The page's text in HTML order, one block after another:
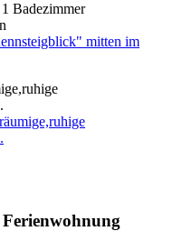
Badezimmer
mitten im